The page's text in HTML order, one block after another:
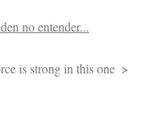
no entender...
is strong in this one